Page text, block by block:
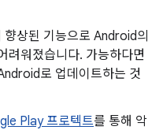
상된 기능으로 Android의
려워졌습니다. 가능하다면
로 업데이트하는 것
Play 프로텍트를 통해 악